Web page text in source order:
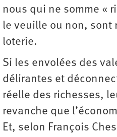
nous qui ne somme «
le veuille ou non, sont
loterie.
Si les envolées des
délirantes et
réelle des richesses,
revanche que
Et, selon François